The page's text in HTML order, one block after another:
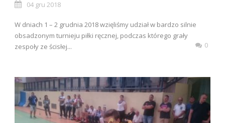
04 gru 2018
W dniach 1 – 2 grudnia 2018 wzięliśmy udział w bardzo silnie
obsadzonym turnieju piłki ręcznej, podczas którego grały
zespoły ze ścisłej...
0